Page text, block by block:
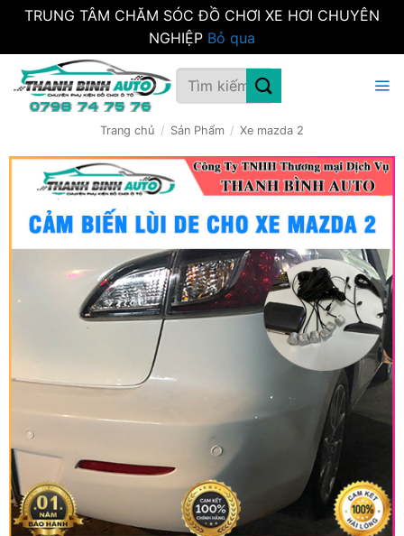
TRUNG TÂM CHĂM SÓC ĐỒ CHƠI XE HƠI CHUYÊN
NGHIỆP Bỏ qua
qua
Tìm
kiếm:
Trang chủ / Sản Phẩm / Xe mazda 2